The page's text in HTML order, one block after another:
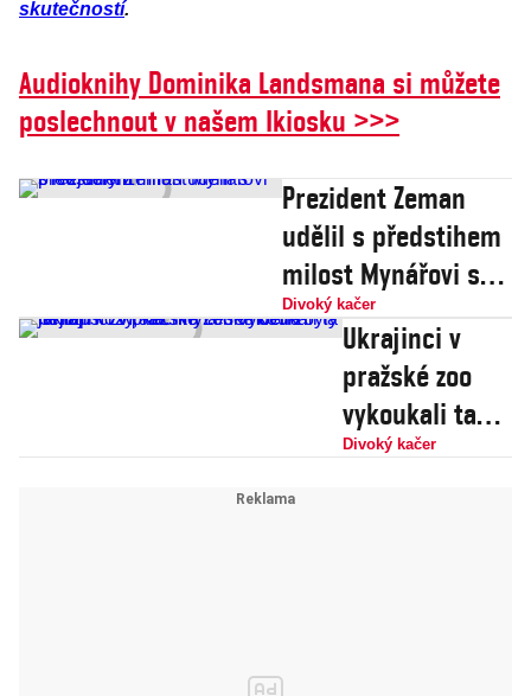
skutečností.
Audioknihy Dominika Landsmana si můžete
poslechnout v našem Ikiosku >>>
Prezident Zeman
udělil s předstihem
milost Mynářovi s
Nejedlým
Divoký kačer
Ukrajinci v
pražské zoo
vykoukali ta
nejlepší
Divoký kačer